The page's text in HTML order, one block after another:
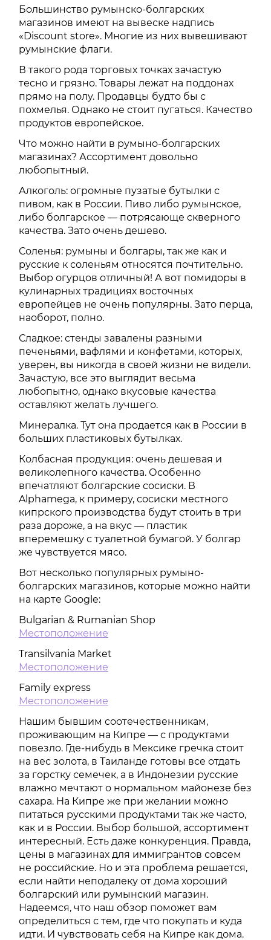
Большинство румынско-болгарских
магазинов имеют на вывеске надпись
«Discount store». Многие из них вывешивают
румынские флаги.
В такого рода торговых точках зачастую
тесно и грязно. Товары лежат на поддонах
прямо на полу. Продавцы будто бы с
похмелья. Однако не стоит пугаться. Качество
продуктов европейское.
Что можно найти в румыно-болгарских
магазинах? Ассортимент довольно
любопытный.
Алкоголь: огромные пузатые бутылки с
пивом, как в России. Пиво либо румынское,
либо болгарское — потрясающе скверного
качества. Зато очень дешево.
Соленья: румыны и болгары, так же как и
русские к соленьям относятся почтительно.
Выбор огурцов отличный! А вот помидоры в
кулинарных традициях восточных
европейцев не очень популярны. Зато перца,
наоборот, полно.
Сладкое: стенды завалены разными
печеньями, вафлями и конфетами, которых,
уверен, вы никогда в своей жизни не видели.
Зачастую, все это выглядит весьма
любопытно, однако вкусовые качества
оставляют желать лучшего.
Минералка. Тут она продается как в России в
больших пластиковых бутылках.
Колбасная продукция: очень дешевая и
великолепного качества. Особенно
впечатляют болгарские сосиски. В
Alphamega, к примеру, сосиски местного
кипрского производства будут стоить в три
раза дороже, а на вкус — пластик
вперемешку с туалетной бумагой. У болгар
же чувствуется мясо.
Вот несколько популярных румыно-
болгарских магазинов, которые можно найти
на карте Google:
Bulgarian & Rumanian Shop
Местоположение
Transilvania Market
Местоположение
Family express
Местоположение
Нашим бывшим соотечественникам,
проживающим на Кипре — с продуктами
повезло. Где-нибудь в Мексике гречка стоит
на вес золота, в Таиланде готовы все отдать
за горстку семечек, а в Индонезии русские
влажно мечтают о нормальном майонезе без
сахара. На Кипре же при желании можно
питаться русскими продуктами так же часто,
как и в России. Выбор большой, ассортимент
интересный. Есть даже конкуренция. Правда,
цены в магазинах для иммигрантов совсем
не российские. Но и эта проблема решается,
если найти неподалеку от дома хороший
болгарский или румынский магазин.
Надеемся, что наш обзор поможет вам
определиться с тем, где что покупать и куда
идти. И чувствовать себя на Кипре как дома.